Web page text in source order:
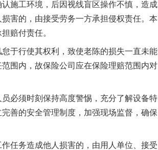
施工环境，后因视线盲区操作不慎，造成
害的，由接受劳务一方承担侵权责任。本
赔付责任。
于行使其权利，致使老陈的损失一直未能
围内，故保险公司应在保险理赔范围内对
必须时刻保持高度警惕，充分了解设备特
善的安全管理制度，加强现场监督，确保
任务造成他人损害的，由用人单位、接受